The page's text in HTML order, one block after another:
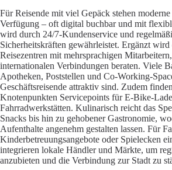
Für Reisende mit viel Gepäck stehen
Verfügung – oft digital buchbar und mit
wird durch 24/7-Kundenservice und
Sicherheitskräften gewährleistet. Ergänzt
Reisezentren mit mehrsprachigen
internationalen Verbindungen beraten. Viele
Apotheken, Poststellen und Co-Working-
Geschäftsreisende attraktiv sind. Zudem
Knotenpunkten Servicepoints für E-Bike-
Fahrradwerkstätten. Kulinarisch reicht das
Snacks bis hin zu gehobener Gastronomie,
Aufenthalte angenehm gestalten lassen. Für
Kinderbetreuungsangebote oder Spielecken
integrieren lokale Händler und Märkte, um
anzubieten und die Verbindung zur Stadt zu